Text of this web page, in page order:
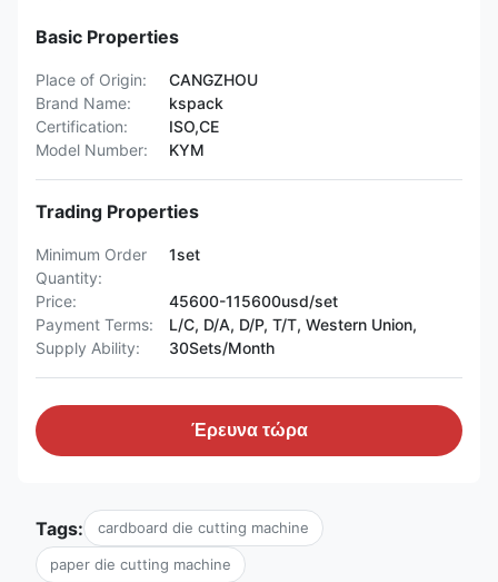
Basic Properties
Place of Origin:
CANGZHOU
Brand Name:
kspack
Certification:
ISO,CE
Model Number:
KYM
Trading Properties
Minimum Order
Quantity:
1set
Price:
45600-115600usd/set
Payment Terms:
L/C, D/A, D/P, T/T, Western Union,
Supply Ability:
30Sets/Month
Έρευνα τώρα
Tags: cardboard die cutting machine
paper die cutting machine